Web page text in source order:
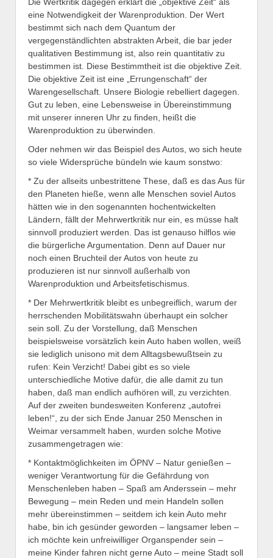
Die Wertkritik dagegen erklärt die „objektive Zeit“ als
eine Notwendigkeit der Warenproduktion. Der Wert
bestimmt sich nach dem Quantum der
vergegenständlichten abstrakten Arbeit, die bar jeder
qualitativen Bestimmung ist, also rein quantitativ zu
bestimmen ist. Diese Bestimmtheit ist die objektive Zeit.
Die objektive Zeit ist eine „Errungenschaft“ der
Warengesellschaft. Unsere Biologie rebelliert dagegen.
Gut zu leben, eine Lebensweise in Übereinstimmung
mit unserer inneren Uhr zu finden, heißt die
Warenproduktion zu überwinden.
Oder nehmen wir das Beispiel des Autos, wo sich heute
so viele Widersprüche bündeln wie kaum sonstwo:
* Zu der allseits unbestrittene These, daß es das Aus für
den Planeten hieße, wenn alle Menschen soviel Autos
hätten wie in den sogenannten hochentwickelten
Ländern, fällt der Mehrwertkritik nur ein, es müsse halt
sinnvoll produziert werden. Das ist genauso hilflos wie
die bürgerliche Argumentation. Denn auf Dauer nur
noch einen Bruchteil der Autos von heute zu
produzieren ist nur sinnvoll außerhalb von
Warenproduktion und Arbeitsfetischismus.
* Der Mehrwertkritik bleibt es unbegreiflich, warum der
herrschenden Mobilitätswahn überhaupt ein solcher
sein soll. Zu der Vorstellung, daß Menschen
beispielsweise vorsätzlich kein Auto haben wollen, weiß
sie lediglich unisono mit dem Alltagsbewußtsein zu
rufen: Kein Verzicht! Dabei gibt es so viele
unterschiedliche Motive dafür, die alle damit zu tun
haben, daß man endlich aufhören will, zu verzichten.
Auf der zweiten bundesweiten Konferenz „autofrei
leben!“, zu der sich Ende Januar 250 Menschen in
Weimar versammelt haben, wurden solche Motive
zusammengetragen wie:
* Kontaktmöglichkeiten im ÖPNV – Natur genießen –
weniger Verantwortung für die Gefährdung von
Menschenleben haben – Spaß am Anderssein – mehr
Bewegung – mein Reden und mein Handeln sollen
mehr übereinstimmen – seitdem ich kein Auto mehr
habe, bin ich gesünder geworden – langsamer leben –
ich möchte kein unfreiwilliger Organspender sein –
meine Kinder fahren nicht gerne Auto – meine Stadt soll